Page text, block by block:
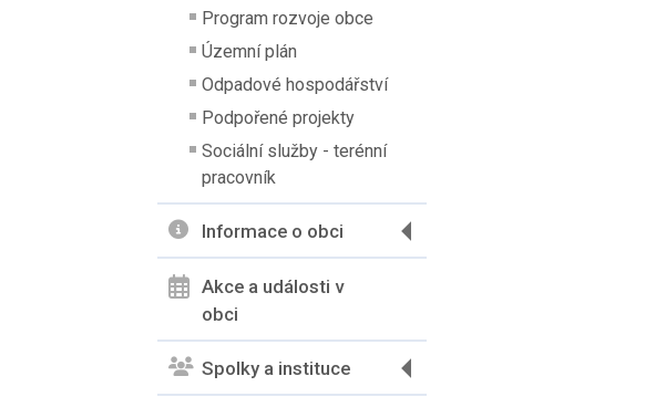
Program rozvoje obce
Územní plán
Odpadové hospodářství
Podpořené projekty
Sociální služby - terénní
pracovník
Informace o obci
Akce a události v
obci
Spolky a instituce